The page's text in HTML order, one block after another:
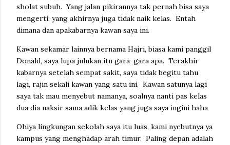
sholat subuh. Yang jalan pikirannya tak pernah bisa saya
mengerti, yang akhirnya juga tidak naik kelas. Entah
dimana dan apakabarnya kawan saya ini.
Kawan sekamar lainnya bernama Hajri, biasa kami panggil
Donald, saya lupa julukan itu gara-gara apa. Terakhir
kabarnya setelah sempat sakit, saya tidak begitu tahu
lagi, rajin sekali kawan yang satu ini. Kawan satunya lagi
saya tak mau menyebut namanya, soalnya nanti pas kelas
dua dia naksir sama adik kelas yang juga saya ingini haha
Ohiya lingkungan sekolah saya itu luas, kami nyebutnya ya
kampus yang menghadap arah timur. Paling depan adalah